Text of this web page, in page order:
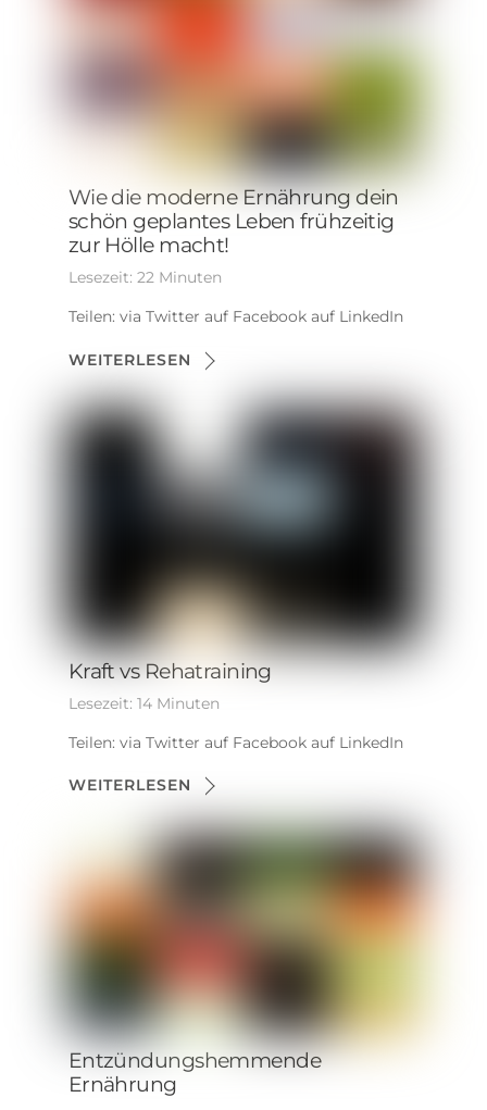
Wie die moderne Ernährung dein
schön geplantes Leben frühzeitig
zur Hölle macht!
Lesezeit: 22 Minuten
Teilen: via Twitter auf Facebook auf LinkedIn
WEITERLESEN
Kraft vs Rehatraining
Lesezeit: 14 Minuten
Teilen: via Twitter auf Facebook auf LinkedIn
WEITERLESEN
Entzündungshemmende
Ernährung